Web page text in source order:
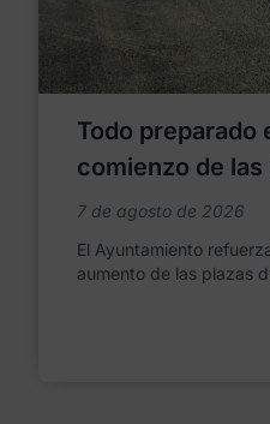
Todo preparado
comienzo de
7 de agosto de 2026
El Ayuntamiento
aumento de las plazas